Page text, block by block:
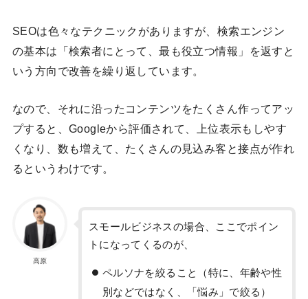
SEOは色々なテクニックがありますが、検索エンジン
の基本は「検索者にとって、最も役立つ情報」を返すと
いう方向で改善を繰り返しています。
なので、それに沿ったコンテンツをたくさん作ってアッ
プすると、Googleから評価されて、上位表示もしやす
くなり、数も増えて、たくさんの見込み客と接点が作れ
るというわけです。
高原
スモールビジネスの場合、ここでポイン
トになってくるのが、
ペルソナを絞ること（特に、年齢や性
別などではなく、「悩み」で絞る）